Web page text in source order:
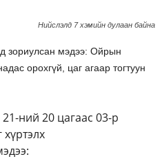
Нийслэлд 7 хэмийн дулаан байна
зориулсан мэдээ: Ойрын
орохгүй, цаг агаар тогтуун
ний 20 цагаас 03-р